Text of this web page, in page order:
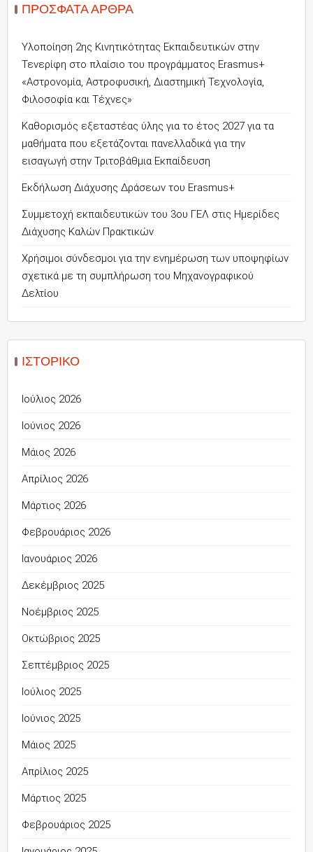
ΠΡΌΣΦΑΤΑ ΆΡΘΡΑ
Υλοποίηση 2ης Κινητικότητας Εκπαιδευτικών στην
Τενερίφη στο πλαίσιο του προγράμματος Erasmus+
«Αστρονομία, Αστροφυσική, Διαστημική Τεχνολογία,
Φιλοσοφία και Τέχνες»
Καθορισμός εξεταστέας ύλης για το έτος 2027 για τα
μαθήματα που εξετάζονται πανελλαδικά για την
εισαγωγή στην Τριτοβάθμια Εκπαίδευση
Εκδήλωση Διάχυσης Δράσεων του Erasmus+
Συμμετοχή εκπαιδευτικών του 3ου ΓΕΛ στις Ημερίδες
Διάχυσης Καλών Πρακτικών
Χρήσιμοι σύνδεσμοι για την ενημέρωση των υποψηφίων
σχετικά με τη συμπλήρωση του Μηχανογραφικού
Δελτίου
ΙΣΤΟΡΙΚΌ
Ιούλιος 2026
Ιούνιος 2026
Μάιος 2026
Απρίλιος 2026
Μάρτιος 2026
Φεβρουάριος 2026
Ιανουάριος 2026
Δεκέμβριος 2025
Νοέμβριος 2025
Οκτώβριος 2025
Σεπτέμβριος 2025
Ιούλιος 2025
Ιούνιος 2025
Μάιος 2025
Απρίλιος 2025
Μάρτιος 2025
Φεβρουάριος 2025